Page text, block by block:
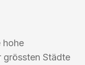
hohe
grössten Städte